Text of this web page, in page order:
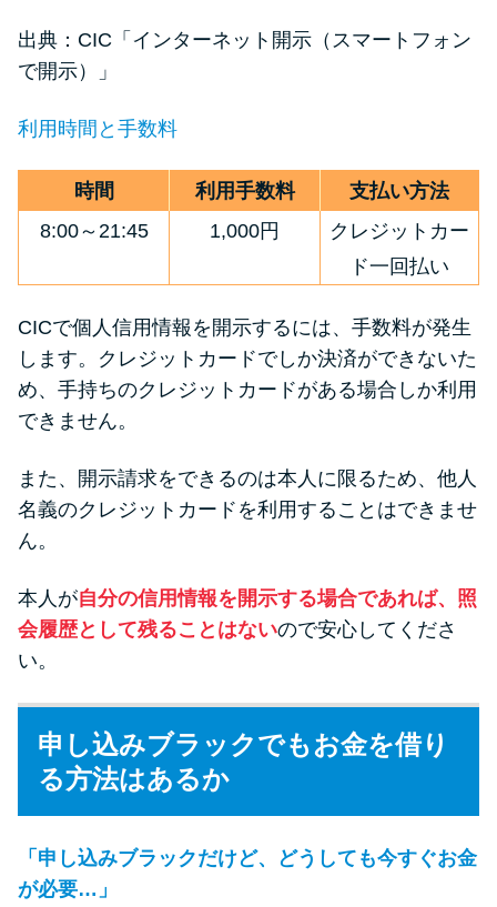
出典：CIC「 インターネット開示（スマートフォン
で開示）
」
利用時間と手数料
時間 利用手数料
支払い方法
8:00～21:45
1,000円
クレジットカー
ド一回払い
CICで個人信用情報を開示するには、手数料が発生
します。クレジットカードでしか決済ができないた
め、手持ちのクレジットカードがある場合しか利用
できません。
また、開示請求をできるのは本人に限るため、他人
名義のクレジットカードを利用することはできませ
ん。
本人が自分の信用情報を開示する場合であれば、照
会履歴として残ることはないので安心してくださ
い。
申し込みブラックでもお金を借り
る方法はあるか
「申し込みブラックだけど、どうしても今すぐお金
が必要…」